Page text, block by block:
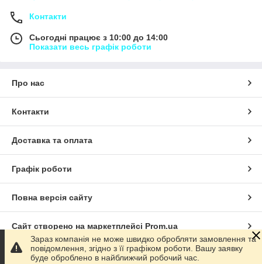
Контакти
Сьогодні працює з 10:00 до 14:00
Показати весь графік роботи
Про нас
Контакти
Доставка та оплата
Графік роботи
Повна версія сайту
Сайт створено на маркетплейсі Prom.ua
Політика конфіденційності
Зараз компанія не може швидко обробляти замовлення та
повідомлення, згідно з її графіком роботи. Вашу заявку
буде оброблено в найближчий робочий час.